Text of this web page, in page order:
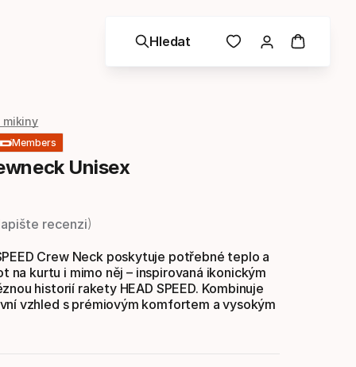
Hledat
mikiny
Members
Unisex
recenzi
Crew Neck poskytuje potřebné teplo a
na kurtu i mimo něj – inspirovaná ikonickým
historií rakety HEAD SPEED. Kombinuje
vzhled s prémiovým komfortem a vysokým